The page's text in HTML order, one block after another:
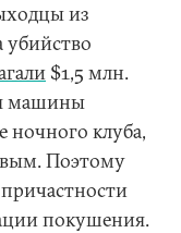
из
убийство
$1,5 млн.
машины
ночного клуба,
Поэтому
покушения.